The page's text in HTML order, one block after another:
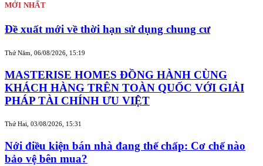
MỚI NHẤT
Đề xuất mới về thời hạn sử dụng chung cư
Thứ Năm, 06/08/2026, 15:19
MASTERISE HOMES ĐỒNG HÀNH CÙNG
KHÁCH HÀNG TRÊN TOÀN QUỐC VỚI GIẢI
PHÁP TÀI CHÍNH ƯU VIỆT
Thứ Hai, 03/08/2026, 15:31
Nới điều kiện bán nhà đang thế chấp: Cơ chế nào
bảo vệ bên mua?